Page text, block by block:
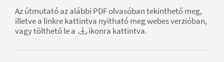
Az útmutató az alábbi PDF olvasóban tekinthető meg,
illetve a linkre kattintva nyitható meg webes verzióban,
vagy tölthető le a
ikonra kattintva.